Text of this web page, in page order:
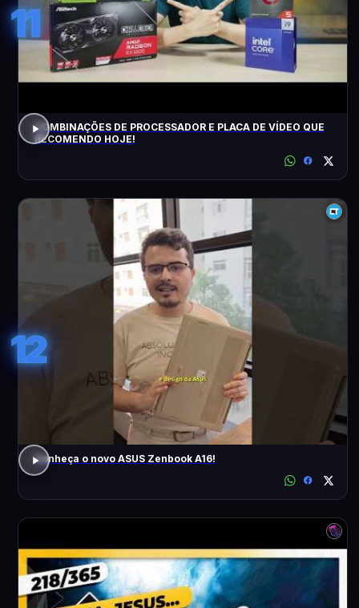
11
COMBINAÇÕES DE PROCESSADOR E PLACA DE VÍDEO QUE
RECOMENDO HOJE!
12
Conheça o novo ASUS Zenbook A16!